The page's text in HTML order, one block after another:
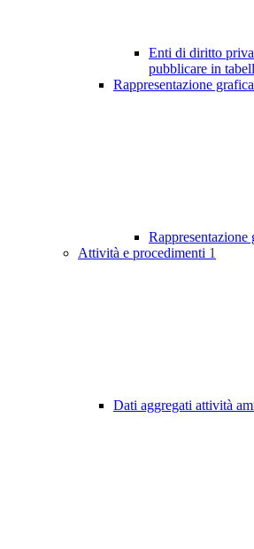
Enti di diritto
pubblicare in
Rappresentazione grafica
Rappresentazione
Attività e procedimenti 1
Dati aggregati attività